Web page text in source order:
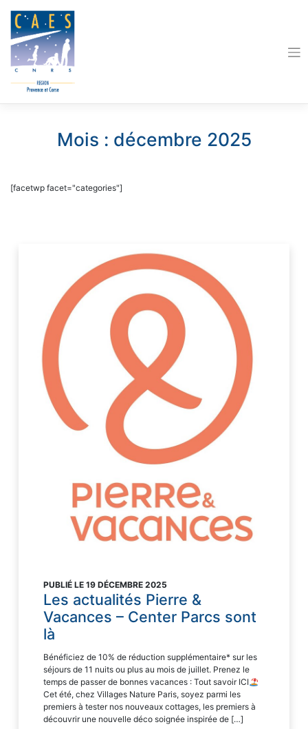
content
Mois : décembre 2025
[facetwp facet="categories"]
PUBLIÉ LE 19 DÉCEMBRE 2025
Les actualités Pierre &
Vacances – Center Parcs sont
là
Bénéficiez de 10% de réduction supplémentaire* sur les
séjours de 11 nuits ou plus au mois de juillet. Prenez le
temps de passer de bonnes vacances : Tout savoir ICI
Cet été, chez Villages Nature Paris, soyez parmi les
premiers à tester nos nouveaux cottages, les premiers à
découvrir une nouvelle déco soignée inspirée de […]